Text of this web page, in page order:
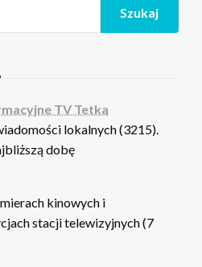
TV Tetka
lokalnych (3215).
dobę
kinowych i
stacji telewizyjnych (7